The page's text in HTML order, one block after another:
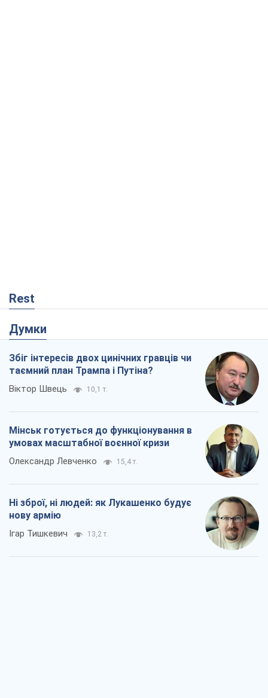
Rest
Думки
Збіг інтересів двох цинічних гравців чи
таємний план Трампа і Путіна?
Віктор Швець 10,1 т.
Мінськ готується до функціонування в
умовах масштабної воєнної кризи
Олександр Левченко 15,4 т.
Ні зброї, ні людей: як Лукашенко будує
нову армію
Ігар Тишкевич 13,2 т.